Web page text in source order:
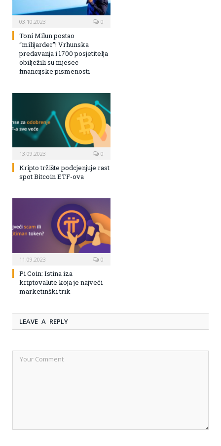
03.10.2023 0
Toni Milun postao
“milijarder”! Vrhunska
predavanja i 1700 posjetitelja
obilježili su mjesec
financijske pismenosti
13.09.2023 0
Kripto tržište podcjenjuje rast
spot Bitcoin ETF-ova
11.09.2023 0
Pi Coin: Istina iza
kriptovalute koja je najveći
marketinški trik
LEAVE A REPLY